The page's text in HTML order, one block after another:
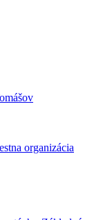
organizácia